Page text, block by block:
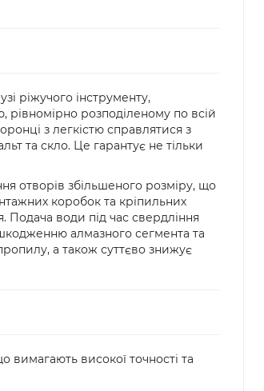
відділенні. Якщо упаковка або
ріжучого інструменту,
рівномірно розподіленому по всій
з легкістю справлятися з
та скло. Це гарантує не тільки
отворів збільшеного розміру, що
коробок та кріпильних
Подача води під час свердління
алмазного сегмента та
а також суттєво знижує
вимагають високої точності та